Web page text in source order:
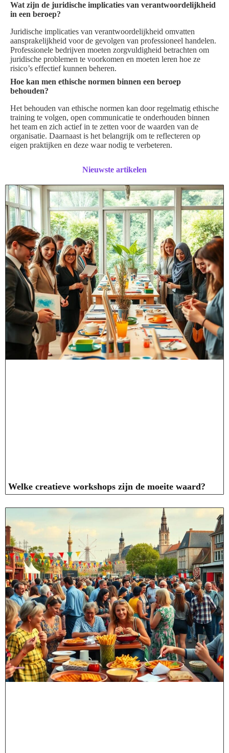
Wat zijn de juridische implicaties van verantwoordelijkheid
in een beroep?
Juridische implicaties van verantwoordelijkheid omvatten
aansprakelijkheid voor de gevolgen van professioneel handelen.
Professionele bedrijven moeten zorgvuldigheid betrachten om
juridische problemen te voorkomen en moeten leren hoe ze
risico’s effectief kunnen beheren.
Hoe kan men ethische normen binnen een beroep
behouden?
Het behouden van ethische normen kan door regelmatig ethische
training te volgen, open communicatie te onderhouden binnen
het team en zich actief in te zetten voor de waarden van de
organisatie. Daarnaast is het belangrijk om te reflecteren op
eigen praktijken en deze waar nodig te verbeteren.
Nieuwste artikelen
Welke creatieve workshops zijn de moeite waard?